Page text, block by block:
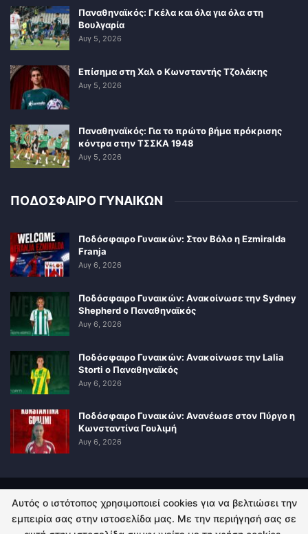
Παναθηναϊκός: Γκέλα και όλα για όλα στη
Βουλγαρία
Αυγ 5, 2026
Επίσημα στη Χαλ ο Κωνσταντής Τζολάκης
Αυγ 5, 2026
Παναθηναϊκός: Για το πρώτο βήμα πρόκρισης
κόντρα στην ΤΣΣΚΑ 1948
Αυγ 5, 2026
ΠΟΔΟΣΦΑΙΡΟ ΓΥΝΑΙΚΩΝ
Ποδόσφαιρο Γυναικών: Στον Βόλο η Ezmiralda
Franja
Αυγ 6, 2026
Ποδόσφαιρο Γυναικών: Ανακοίνωσε την Sydney
Shepherd ο Παναθηναϊκός
Αυγ 6, 2026
Ποδόσφαιρο Γυναικών: Ανακοίνωσε την Lalia
Storti ο Παναθηναϊκός
Αυγ 6, 2026
Ποδόσφαιρο Γυναικών: Ανανέωσε στον Πύργο η
Κωνσταντίνα Γουλιμή
Αυγ 6, 2026
ΠΟΛΙΤΙΚΗ ΑΠΟΡΡΗΤΟΥ ΕΠΙΚΟΙΝΩΝΙΑ
Αυτός ο ιστότοπος χρησιμοποιεί cookies για να βελτιώσει την
εμπειρία σας στην ιστοσελίδα μας. Με την περιήγησή σας σε